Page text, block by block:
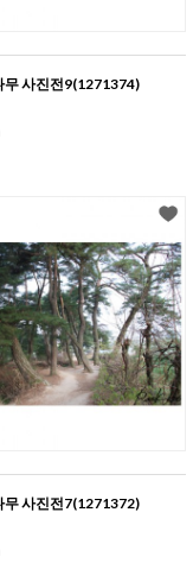
무 사진전9(1271374)
무 사진전7(1271372)